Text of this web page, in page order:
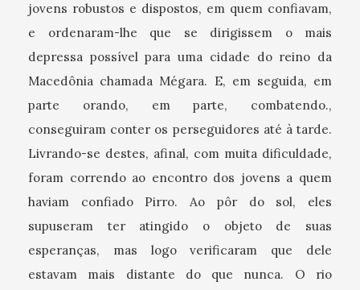
jovens robustos e dispostos, em quem confiavam,
e ordenaram-lhe que se dirigissem o mais
depressa possível para uma cidade do reino da
Macedônia chamada Mégara. E, em seguida, em
parte orando, em parte, combatendo.,
conseguiram conter os perseguidores até à tarde.
Livrando-se destes, afinal, com muita dificuldade,
foram correndo ao encontro dos jovens a quem
haviam confiado Pirro. Ao pôr do sol, eles
supuseram ter atingido o objeto de suas
esperanças, mas logo verificaram que dele
estavam mais distante do que nunca. O rio